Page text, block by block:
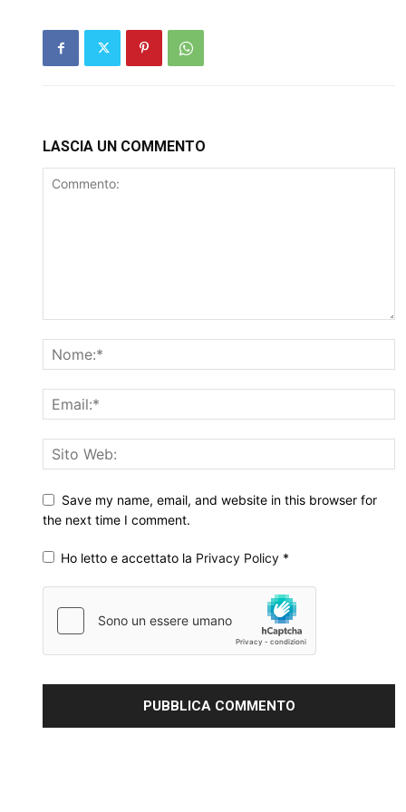
LASCIA UN COMMENTO
Save my name, email, and website in this browser for
the next time I comment.
Ho letto e accettato la Privacy Policy *